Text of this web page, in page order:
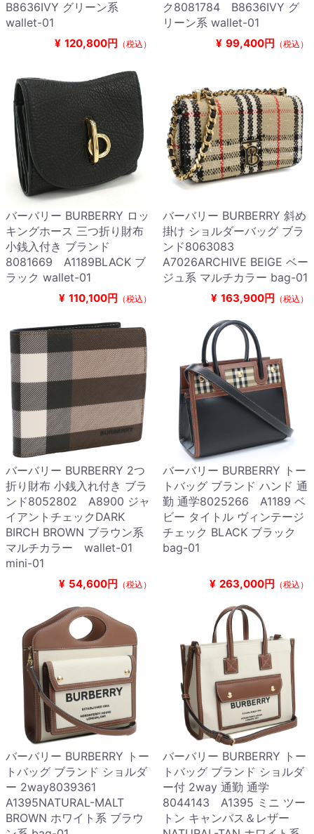
B8636IVY グリーン系
wallet-01
¥ 120,800円 （税込）
ク8081784 B8636IVY グ
リーン系 wallet-01
¥ 99,400円 （税込）
バーバリー BURBERRY ロッ
キングホース 三つ折り財布
小銭入付き ブランド
8081669 A1189BLACK ブ
ラック wallet-01
¥ 110,100円 （税込）
バーバリー BURBERRY 斜め
掛け ショルダーバッグ ブラ
ンド8063083
A7026ARCHIVE BEIGE ベー
ジュ系 マルチカラー bag-01
¥ 163,900円 （税込）
バーバリー BURBERRY 2つ
折り財布 小銭入れ付き ブラ
ンド8052802 A8900 ジャ
イアントチェックDARK
BIRCH BROWN ブラウン系
マルチカラー wallet-01
mini-01
¥ 54,600円 （税込）
バーバリー BURBERRY トー
トバッグ ブランド ハンド 通
勤 通学8025266 A1189 ベ
ビー タイトル ヴィンテージ
チェック BLACK ブラック
bag-01
¥ 263,000円 （税込）
バーバリー BURBERRY トー
トバッグ ブランド ショルダ
ー 2way8039361
A1395NATURAL-MALT
BROWN ホワイト系 ブラウ
バーバリー BURBERRY トー
トバッグ ブランド ショルダ
ー付 2way 通勤 通学
8044143 A1395 ミニ ツー
トン キャンバス＆レザー